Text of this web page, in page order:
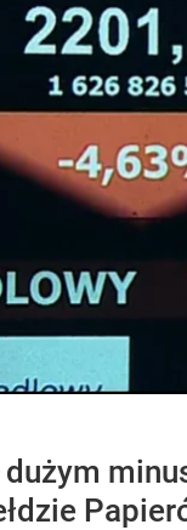
dużym